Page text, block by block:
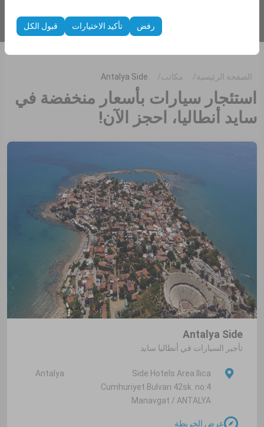
تجربتك على المنصة من خلال حفظ إعدادات واجهة المستخدم،
وتفضيلات اللغة، والإعدادات الأخرى.
رفض تأكيد الاختيارات قبول الكل
الصفحة الرئيسية مكاتب Antalya Side
استئجار سيارات بأسعار منخفضة في
سايد أنطاليا، احجز الآن!
Antalya Side
تأجير السيارات في أنطاليا سايد
Side Hotels Area Ilıca
Cumhuriyet Bulvarı 42sk. no:4
Manavgat / ANTALYA
Antalya
عرض الخريطة